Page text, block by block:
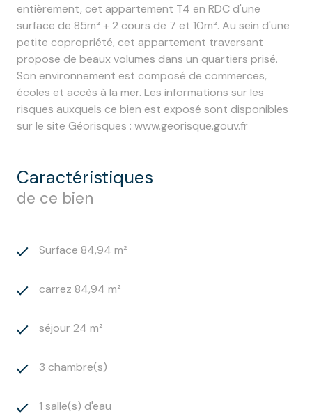
entièrement, cet appartement T4 en RDC d'une
surface de 85m² + 2 cours de 7 et 10m². Au sein d'une
petite copropriété, cet appartement traversant
propose de beaux volumes dans un quartiers prisé.
Son environnement est composé de commerces,
écoles et accès à la mer. Les informations sur les
risques auxquels ce bien est exposé sont disponibles
sur le site Géorisques : www.georisque.gouv.fr
caractéristiques
de ce bien
Surface 84,94 m²
carrez 84,94 m²
séjour 24 m²
3 chambre(s)
1 salle(s) d'eau